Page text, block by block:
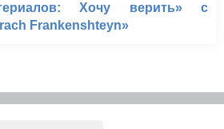
Хочу верить» с
Frankenshteyn»